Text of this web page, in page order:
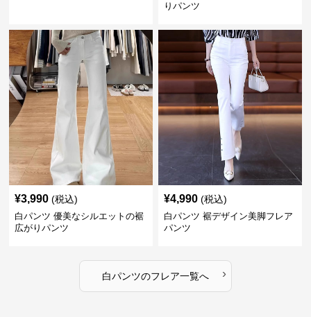
りパンツ
¥3,990 (税込)
白パンツ 優美なシルエットの裾
広がりパンツ
¥4,990 (税込)
白パンツ 裾デザイン美脚フレア
パンツ
白パンツのフレア一覧へ ›